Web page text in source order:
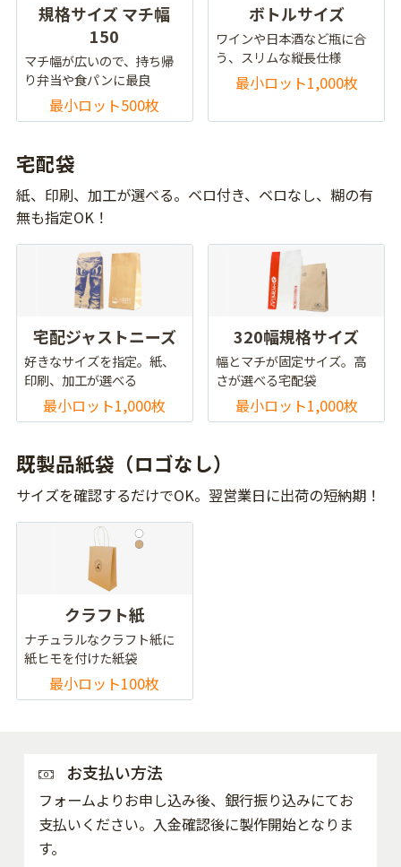
規格サイズ マチ幅
150
マチ幅が広いので、持ち帰
り弁当や食パンに最良
最小ロット500枚
ボトルサイズ
ワインや日本酒など瓶に合
う、スリムな縦長仕様
最小ロット1,000枚
宅配袋
紙、印刷、加工が選べる。ベロ付き、ベロなし、糊の有
無も指定OK！
宅配ジャストニーズ
好きなサイズを指定。紙、
印刷、加工が選べる
最小ロット1,000枚
320幅規格サイズ
幅とマチが固定サイズ。高
さが選べる宅配袋
最小ロット1,000枚
既製品紙袋（ロゴなし）
サイズを確認するだけでOK。翌営業日に出荷の短納期！
クラフト紙
ナチュラルなクラフト紙に
紙ヒモを付けた紙袋
最小ロット100枚
お支払い方法
フォームよりお申し込み後、銀行振り込みにてお
支払いください。入金確認後に製作開始となりま
す。